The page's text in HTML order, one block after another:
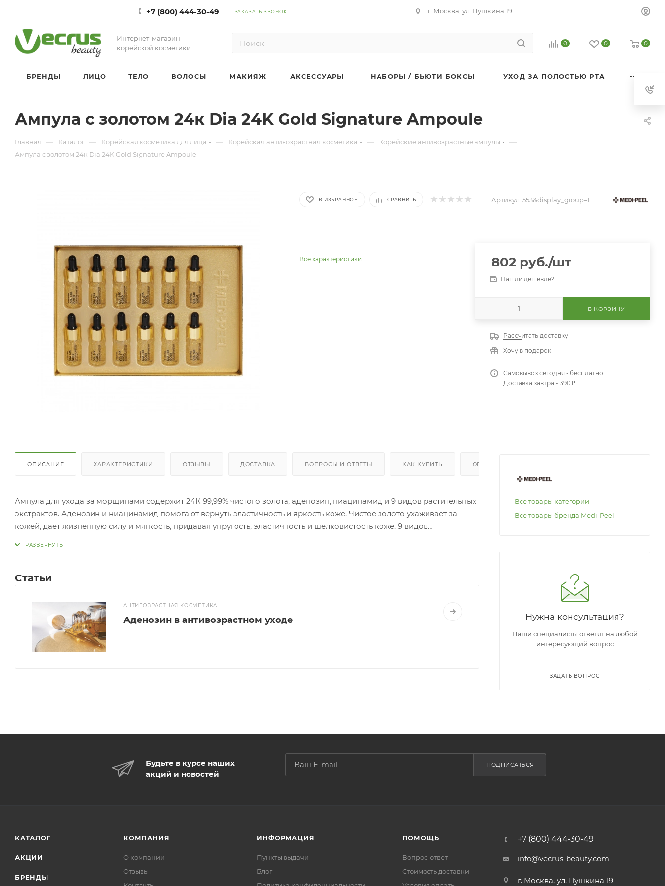
+7 (800) 444-30-49 ЗАКАЗАТЬ ЗВОНОК г. Москва, ул. Пушкина 19
Интернет-магазин
корейской косметики
0 0 0
БРЕНДЫ ЛИЦО ТЕЛО ВОЛОСЫ МАКИЯЖ АКСЕССУАРЫ НАБОРЫ / БЬЮТИ БОКСЫ УХОД ЗА ПОЛОСТЬЮ РТА
Ампула с золотом 24к Dia 24K Gold Signature Ampoule
Главная — Каталог — Корейская косметика для лица — Корейская антивозрастная косметика — Корейские антивозрастные ампулы —
Ампула с золотом 24к Dia 24K Gold Signature Ampoule
В ИЗБРАННОЕ СРАВНИТЬ Артикул: 553&display_group=1
Все характеристики 802руб./шт
Нашли дешевле?
В КОРЗИНУ
Рассчитать доставку
Хочу в подарок
Самовывоз сегодня - бесплатно
Доставка завтра - 390 ₽
ОПИСАНИЕ ХАРАКТЕРИСТИКИ ОТЗЫВЫ ДОСТАВКА ВОПРОСЫ И ОТВЕТЫ КАК КУПИТЬ ОПЛАТА
Ампула для ухода за морщинами содержит 24К 99,99% чистого золота, аденозин, ниацинамид и 9 видов растительных
экстрактов. Аденозин и ниацинамид помогают вернуть эластичность и яркость коже. Чистое золото ухаживает за
кожей, дает жизненную силу и мягкость, придавая упругость, эластичность и шелковистость коже. 9 видов
на кожу мягкими движениями, оставьте до полного впитывания.
Статьи
АНТИВОЗРАСТНАЯ КОСМЕТИКА
Аденозин в антивозрастном уходе
Все товары категории
Все товары бренда Medi-Peel
Нужна консультация?
Наши специалисты ответят на любой
интересующий вопрос
ЗАДАТЬ ВОПРОС
Будьте в курсе наших
акций и новостей
ПОДПИСАТЬСЯ
КАТАЛОГ
АКЦИИ
БРЕНДЫ
КОМПАНИЯ
О компании
Отзывы
ИНФОРМАЦИЯ
Пункты выдачи
Блог
ПОМОЩЬ
Вопрос-ответ
Стоимость доставки
+7 (800) 444-30-49
info@vecrus-beauty.com
г. Москва, ул. Пушкина 19